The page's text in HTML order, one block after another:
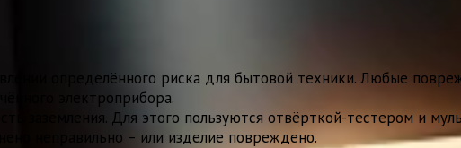
определённого риска для бытовой техники. Любые
электроприбора.
заземления. Для этого пользуются отвёрткой-тестером и
неправильно – или изделие повреждено.